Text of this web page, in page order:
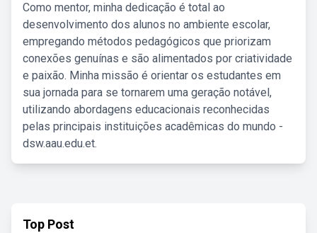
Como mentor, minha dedicação é total ao
desenvolvimento dos alunos no ambiente escolar,
empregando métodos pedagógicos que priorizam
conexões genuínas e são alimentados por criatividade
e paixão. Minha missão é orientar os estudantes em
sua jornada para se tornarem uma geração notável,
utilizando abordagens educacionais reconhecidas
pelas principais instituições acadêmicas do mundo -
dsw.aau.edu.et.
Top Post